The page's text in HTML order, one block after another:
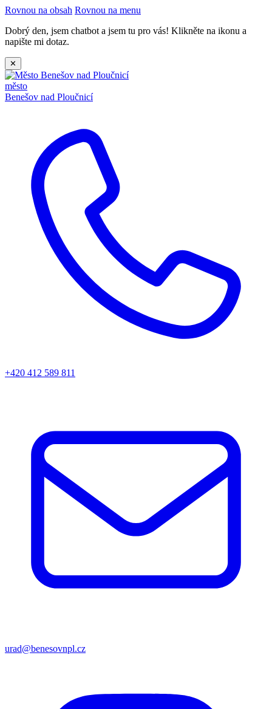
Rovnou na obsah Rovnou na menu
Dobrý den, jsem chatbot a jsem tu pro vás! Klikněte na ikonu a
napište mi dotaz.
✕
město
Benešov nad Ploučnicí
+420 412 589 811
urad@benesovnpl.cz